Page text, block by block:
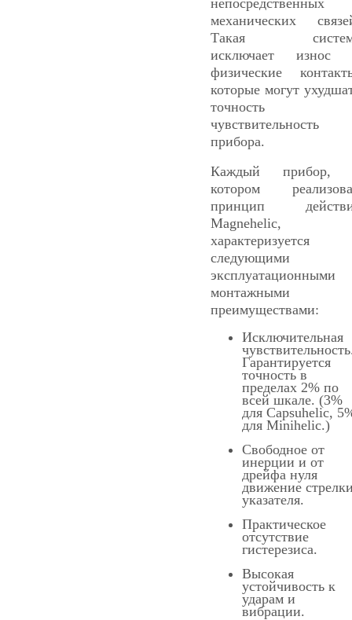
механических
Такая
исключает износ
физические
которые могут
точность
чувствительность
прибора.
Каждый прибор,
котором
принцип
Magnehelic,
характеризуется
следующими
эксплуатационными
монтажными
преимуществами:
Исключительная
Гарантируется
точность в
пределах 2% по
всей шкале. (3%
для Capsuhelic,
для Minihelic.)
Свободное от
инерции и от
дрейфа нуля
движение
указателя.
Практическое
отсутствие
гистерезиса.
Высокая
устойчивость к
ударам и
вибрации.